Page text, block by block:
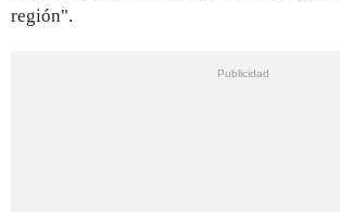
región".